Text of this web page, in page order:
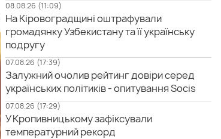
08.08.26 (11:09)
На Кіровоградщині оштрафували
громадянку Узбекистану та її українську
подругу
07.08.26 (17:39)
Залужний очолив рейтинг довіри серед
українських політиків - опитування Socis
07.08.26 (17:29)
У Кропивницькому зафіксували
температурний рекорд